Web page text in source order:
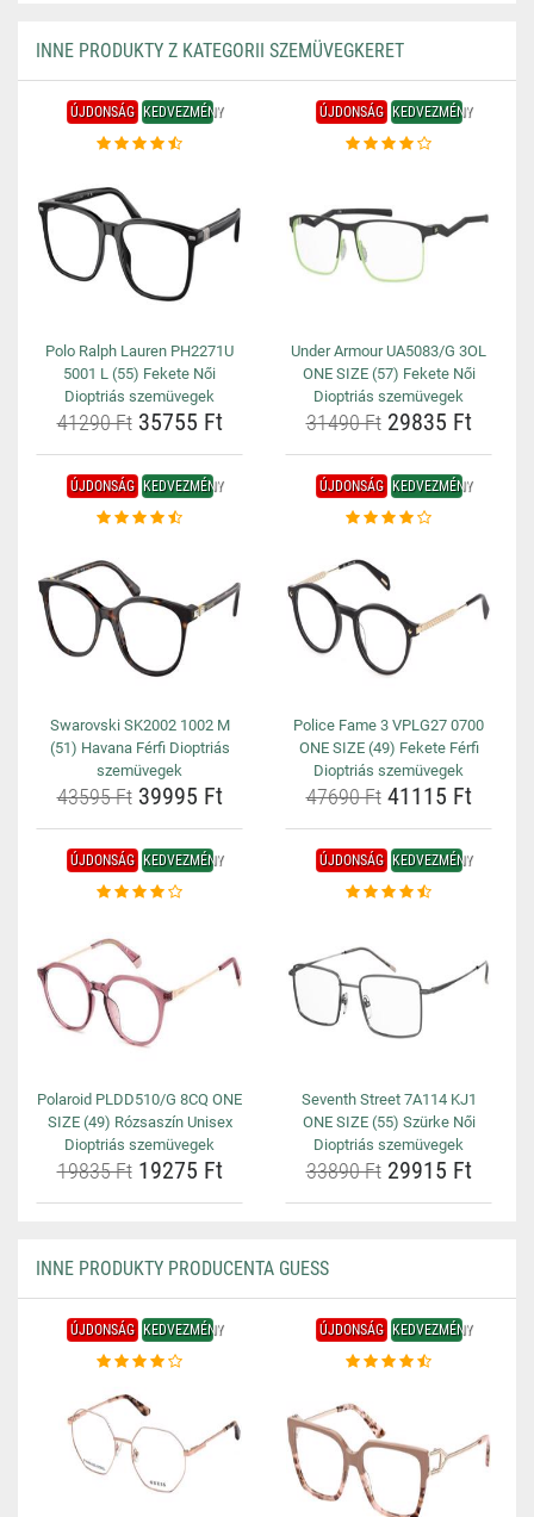
INNE PRODUKTY Z KATEGORII SZEMÜVEGKERET
ÚJDONSÁG KEDVEZMÉNY
Polo Ralph Lauren PH2271U
5001 L (55) Fekete Női
Dioptriás szemüvegek
41290 Ft35755 Ft
ÚJDONSÁG KEDVEZMÉNY
Under Armour UA5083/G 3OL
ONE SIZE (57) Fekete Női
Dioptriás szemüvegek
31490 Ft29835 Ft
ÚJDONSÁG KEDVEZMÉNY
Swarovski SK2002 1002 M
(51) Havana Férfi Dioptriás
szemüvegek
43595 Ft39995 Ft
ÚJDONSÁG KEDVEZMÉNY
Police Fame 3 VPLG27 0700
ONE SIZE (49) Fekete Férfi
Dioptriás szemüvegek
47690 Ft41115 Ft
ÚJDONSÁG KEDVEZMÉNY
Polaroid PLDD510/G 8CQ ONE
SIZE (49) Rózsaszín Unisex
Dioptriás szemüvegek
19835 Ft19275 Ft
ÚJDONSÁG KEDVEZMÉNY
Seventh Street 7A114 KJ1
ONE SIZE (55) Szürke Női
Dioptriás szemüvegek
33890 Ft29915 Ft
INNE PRODUKTY PRODUCENTA GUESS
ÚJDONSÁG KEDVEZMÉNY ÚJDONSÁG KEDVEZMÉNY